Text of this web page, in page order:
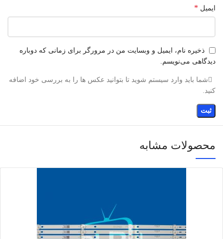
ایمیل *
ذخیره نام، ایمیل و وبسایت من در مرورگر برای زمانی که دوباره
دیدگاهی می‌نویسم.
شما باید وارد سیستم شوید تا بتوانید عکس ها را به بررسی خود اضافه
کنید.
محصولات مشابه